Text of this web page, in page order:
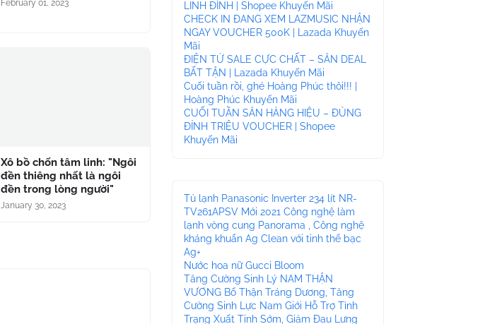
February 01, 2023
Xô bồ chốn tâm linh: "Ngôi
đền thiêng nhất là ngôi
đền trong lòng người"
January 30, 2023
LINH ĐÌNH | Shopee Khuyến Mãi
CHECK IN ĐANG XEM LAZMUSIC NHẬN
NGAY VOUCHER 500K | Lazada Khuyến
Mãi
ĐIỆN TỬ SALE CỰC CHẤT – SĂN DEAL
BẤT TẬN | Lazada Khuyến Mãi
Cuối tuần rồi, ghé Hoàng Phúc thôi!!! |
Hoàng Phúc Khuyến Mãi
CUỐI TUẦN SĂN HÀNG HIỆU – ĐỦNG
ĐỈNH TRIỆU VOUCHER | Shopee
Khuyến Mãi
Tủ lạnh Panasonic Inverter 234 lít NR-
TV261APSV Mới 2021 Công nghệ làm
lạnh vòng cung Panorama , Công nghệ
kháng khuẩn Ag Clean với tinh thể bạc
Ag+
Nước hoa nữ Gucci Bloom
Tăng Cường Sinh Lý NAM THẬN
VƯƠNG Bổ Thận Tráng Dương, Tăng
Cường Sinh Lực Nam Giới Hỗ Trợ Tình
Trạng Xuất Tinh Sớm, Giảm Đau Lưng